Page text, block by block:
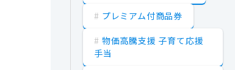
プレミアム付商品券
物価高騰支援 子育て応援
手当